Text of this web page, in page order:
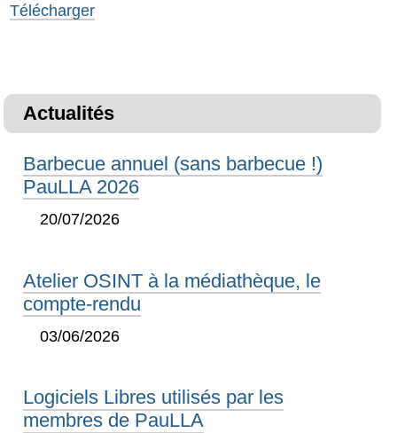
Télécharger
Actualités
Barbecue annuel (sans barbecue !)
PauLLA 2026
20/07/2026
Atelier OSINT à la médiathèque, le
compte-rendu
03/06/2026
Logiciels Libres utilisés par les
membres de PauLLA